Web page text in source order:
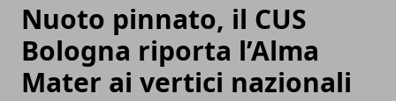
Nuoto pinnato, il CUS
Bologna riporta l’Alma
Mater ai vertici nazionali